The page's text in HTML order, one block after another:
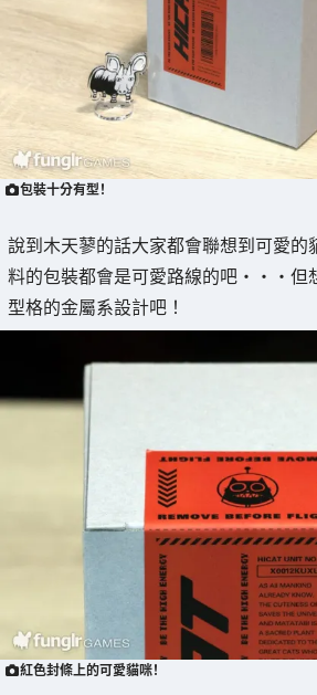
包裝十分有型！
說到木天蓼的話大家都會聯想到可愛的
料的包裝都會是可愛路線的吧・・・但
型格的金屬系設計吧！
紅色封條上的可愛貓咪！